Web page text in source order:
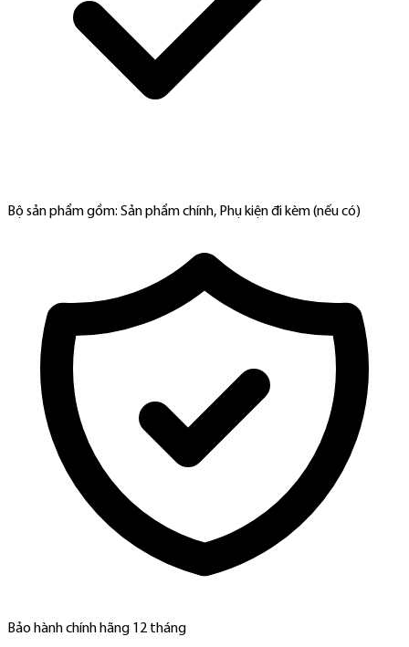
Bộ sản phẩm gồm: Sản phẩm chính, Phụ kiện đi kèm (nếu có)
Bảo hành chính hãng 12 tháng